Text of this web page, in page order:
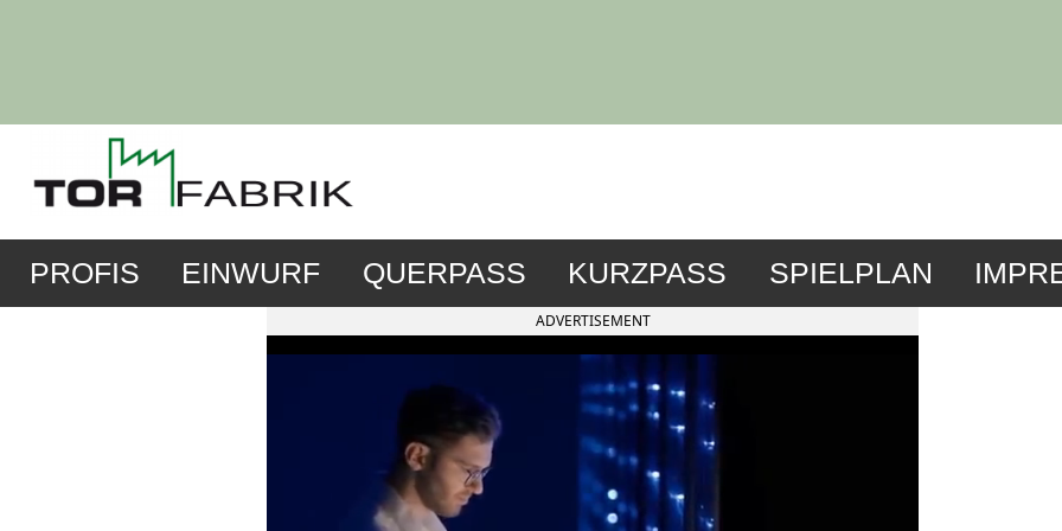
PROFIS EINWURF QUERPASS KURZPASS SPIELPLAN
ADVERTISEMENT